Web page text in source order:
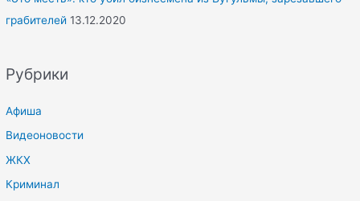
грабителей 13.12.2020
Рубрики
Афиша
Видеоновости
ЖКХ
Криминал